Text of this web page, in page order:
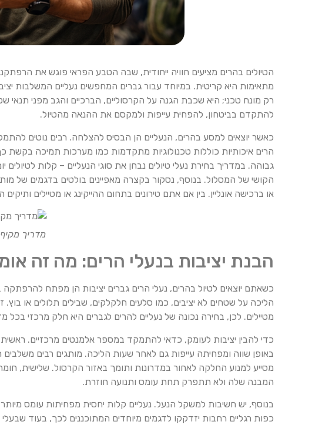
הטיולים בהרים מציעים חוויה ייחודית, שבה הטבע הפראי פוגש את
מתאימות היא קריטית. במיוחד עבור גברים המחפשים נעליים המשלבות
רק מונח טכני; היא שכבת הגנה על הקרסוליים, הברכיים והגב מפני
להתקדם בביטחון, להפחית עייפות ולמקסם את ההנאה מהטיול.
כאשר יוצאים למסע בהרים, הנעליים הן הבסיס להצלחה. רבים נוטים
הרים איכותיות כוללות טכנולוגיות מתקדמות כמו מערכות תמיכה בקשת
גבוהה. במדריך בחירת נעלי טיולים נבחן את סוגי הנעליים – קלות
או ברכישה אונליין. בין אם אתם טירונים בתחום ההייקינג או מטיילים
מדריך
הבנת יציבות בנעלי הרים: מה זה
כשאתם יוצאים לטיול בהרים, נעלי הרים גברים יציבות הן מפתח
הליכה על שטחים לא יציבים, כמו סלעים חלקלקים, שבילים תלולים או
מטיילים. לכן, בחירה נכונה של נעליים להרים לגברים היא חלק מרכזי בכל
כדי להבין יציבות לעומק, כדאי להתמקד במספר אלמנטים מרכזיים.
מסייע למנוע החלקה לאחור במדרונות ותומך באזור הקרסול. שלישית,
המבנה שלה ולא תתפרק תחת עומס ותנועה חוזרת.
בנוסף, יש חשיבות למשקל הנעל. נעליים קלות יחסית מפחיתות עומס
כפות רגליים רחבות יזדקקו לדגמים מיוחדים המתוכננים לכך, בעוד